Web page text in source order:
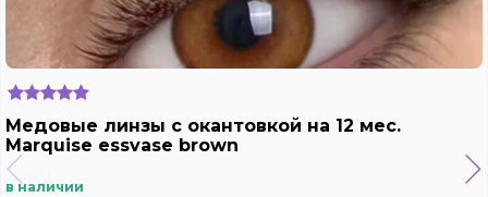
Медовые линзы c окантовкой на 12 мес.
Marquise essvase brown
в наличии